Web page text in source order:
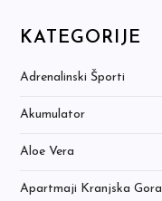
KATEGORIJE
Adrenalinski Športi
Akumulator
Aloe Vera
Apartmaji Kranjska Gora